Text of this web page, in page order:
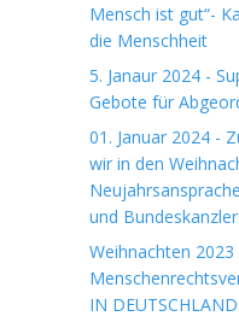
Mensch ist gut“-
die Menschheit
5. Janaur 2024 -
Gebote für
01. Januar 2024 -
wir in den
und
Weihnachten 2023
IN